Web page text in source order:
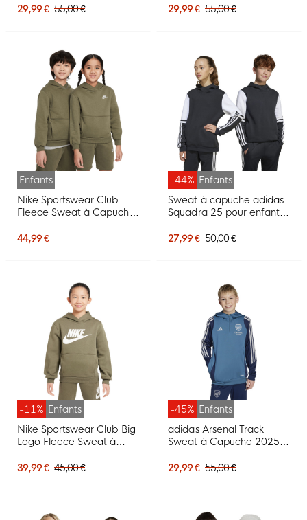
Enfants Mauve Blanc
29,99 € 55,00 €
Rouge Gris Argenté
29,99 € 55,00 €
Enfants
Nike Sportswear Club
Fleece Sweat à Capuche
44,99 €
-44% Enfants
Sweat à capuche adidas
Squadra 25 pour enfants,
27,99 € 50,00 €
-11% Enfants
Nike Sportswear Club Big
Logo Fleece Sweat à
Olive Blanc
39,99 € 45,00 €
-45% Enfants
adidas Arsenal Track
Sweat à Capuche 2025-
Foncé Blanc
29,99 € 55,00 €